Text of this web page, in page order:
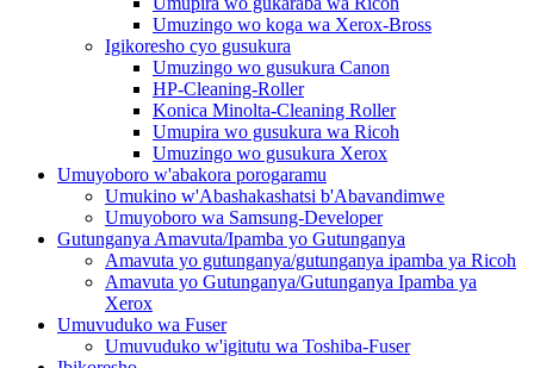
Umuzingo wo koga wa Xerox-Bross
Igikoresho cyo gusukura
Umuzingo wo gusukura Canon
HP-Cleaning-Roller
Konica Minolta-Cleaning Roller
Umupira wo gusukura wa Ricoh
Umuzingo wo gusukura Xerox
Umuyoboro w'abakora porogaramu
Umukino w'Abashakashatsi b'Abavandimwe
Umuyoboro wa Samsung-Developer
Gutunganya Amavuta/Ipamba yo Gutunganya
Amavuta yo gutunganya/gutunganya ipamba ya Ricoh
Amavuta yo Gutunganya/Gutunganya Ipamba ya
Xerox
Umuvuduko wa Fuser
Umuvuduko w'igitutu wa Toshiba-Fuser